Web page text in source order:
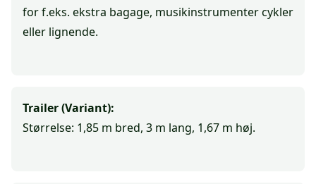
for f.eks. ekstra bagage, musikinstrumenter cykler
eller lignende.
Trailer (Variant):
Størrelse: 1,85 m bred, 3 m lang, 1,67 m høj.